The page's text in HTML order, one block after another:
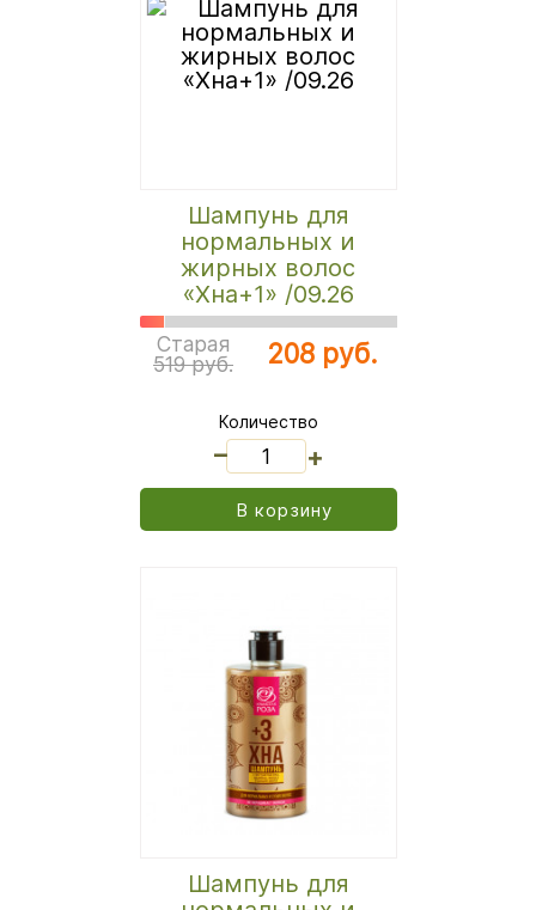
Шампунь для
нормальных и
жирных волос
«Хна+1» /09.26
Старая
519 руб.
208 руб.
Количество
+
В корзину
Шампунь для